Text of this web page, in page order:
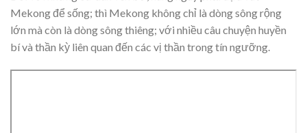
Mekong để sống; thì Mekong không chỉ là dòng sông rộng
lớn mà còn là dòng sông thiêng; với nhiều câu chuyện huyền
bí và thần kỳ liên quan đến các vị thần trong tín ngưỡng.